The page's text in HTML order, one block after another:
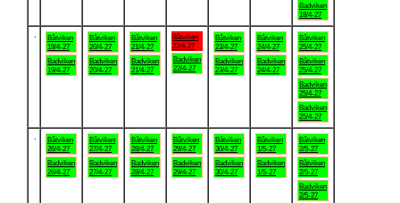
Badviken
18/4-27
Båtviken
19/4-27
Badviken
19/4-27
Båtviken
20/4-27
Badviken
20/4-27
Båtviken
21/4-27
Badviken
21/4-27
Båtviken
22/4-27
Badviken
22/4-27
Båtviken
23/4-27
Badviken
23/4-27
Båtviken
24/4-27
Badviken
24/4-27
Båtviken
25/4-27
Båtviken
25/4-27
Badviken
25/4-27
Badviken
25/4-27
Båtviken
26/4-27
Badviken
26/4-27
Båtviken
27/4-27
Badviken
27/4-27
Båtviken
28/4-27
Badviken
28/4-27
Båtviken
29/4-27
Badviken
29/4-27
Båtviken
30/4-27
Badviken
30/4-27
Båtviken
1/5-27
Badviken
1/5-27
Båtviken
2/5-27
Båtviken
2/5-27
Badviken
2/5-27